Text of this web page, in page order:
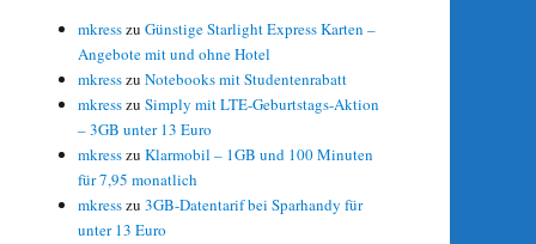
mkresszu Günstige Starlight Express Karten –
Angebote mit und ohne Hotel
mkresszu Notebooks mit Studentenrabatt
mkresszu Simply mit LTE-Geburtstags-Aktion
– 3GB unter 13 Euro
mkresszu Klarmobil – 1GB und 100 Minuten
für 7,95 monatlich
mkresszu 3GB-Datentarif bei Sparhandy für
unter 13 Euro